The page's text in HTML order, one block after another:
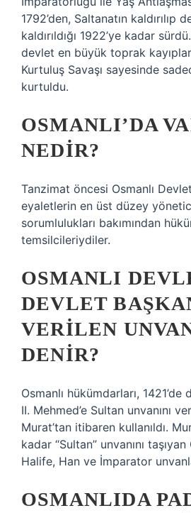
1792’den, Saltanatın kaldırılıp
kaldırıldığı 1922’ye kadar
devlet en büyük toprak
Kurtuluş Savaşı sayesinde
kurtuldu.
OSMANLI’DA
NEDIR?
Tanzimat öncesi Osmanlı
eyaletlerin en üst düzey
sorumlulukları bakımından
temsilcileriydiler.
OSMANLI
DEVLET
VERILEN
DENIR?
Osmanlı hükümdarları,
II. Mehmed’e Sultan unvanını
Murat’tan itibaren kullanıldı.
kadar “Sultan” unvanını taşıyan
Halife, Han ve İmparator
OSMANLIDA